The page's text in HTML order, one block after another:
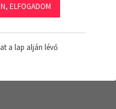
ELFOGADOM
a lap alján lévő